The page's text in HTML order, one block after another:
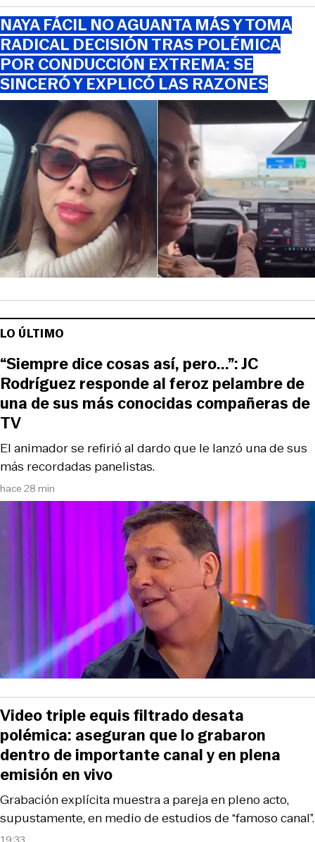
NAYA FÁCIL NO AGUANTA MÁS Y TOMA
RADICAL DECISIÓN TRAS POLÉMICA
POR CONDUCCIÓN EXTREMA: SE
SINCERÓ Y EXPLICÓ LAS RAZONES
LO ÚLTIMO
hace 28 min
El animador se refirió al dardo que le lanzó una de sus
más recordadas panelistas.
“Siempre dice cosas así, pero...”: JC
Rodríguez responde al feroz pelambre de
una de sus más conocidas compañeras de
TV
Grabación explícita muestra a pareja en pleno acto,
supustamente, en medio de estudios de “famoso canal”.
Video triple equis filtrado desata
polémica: aseguran que lo grabaron
dentro de importante canal y en plena
emisión en vivo